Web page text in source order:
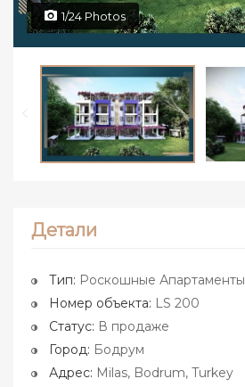
1/24 Photos
Детали
Тип: Роскошные Апартаменты
Номер объекта: LS 200
Статус: В продаже
Город: Бодрум
Адрес: Milas, Bodrum, Turkey